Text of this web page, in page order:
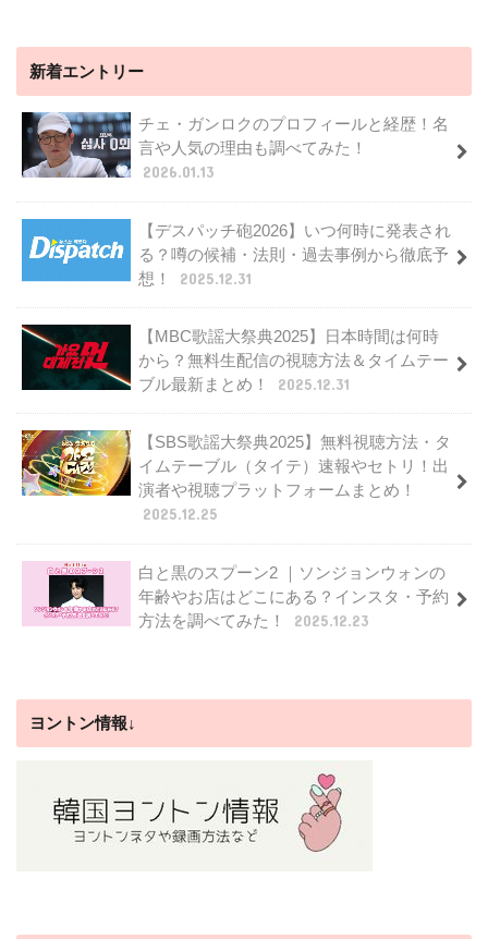
新着エントリー
チェ・ガンロクのプロフィールと経歴！名
言や人気の理由も調べてみた！
2026.01.13
【デスパッチ砲2026】いつ何時に発表され
る？噂の候補・法則・過去事例から徹底予
想！
2025.12.31
【MBC歌謡大祭典2025】日本時間は何時
から？無料生配信の視聴方法＆タイムテー
ブル最新まとめ！
2025.12.31
【SBS歌謡大祭典2025】無料視聴方法・タ
イムテーブル（タイテ）速報やセトリ！出
演者や視聴プラットフォームまとめ！
2025.12.25
白と黒のスプーン2 ｜ソンジョンウォンの
年齢やお店はどこにある？インスタ・予約
方法を調べてみた！
2025.12.23
ヨントン情報↓